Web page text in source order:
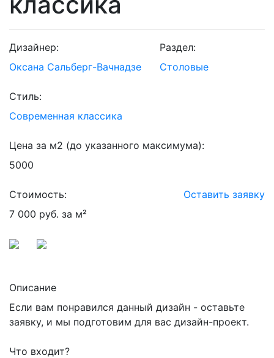
Дизайнер:
Оксана Сальберг-Вачнадзе
Раздел:
Столовые
Стиль:
Современная классика
Цена за м2 (до указанного максимума):
5000
Стоимость:
7 000 руб. за м²
Оставить заявку
Описание
Если вам понравился данный дизайн - оставьте
заявку, и мы подготовим для вас дизайн-проект.
Что входит?